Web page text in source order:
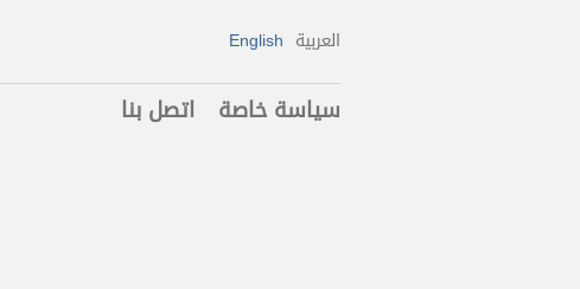
العربية English
سياسة خاصة اتصل بنا